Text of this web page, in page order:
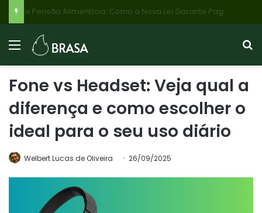
Fone vs Headset: Veja qual a
diferença e como escolher o
ideal para o seu uso diário
Welbert Lucas de Oliveira 26/09/2025